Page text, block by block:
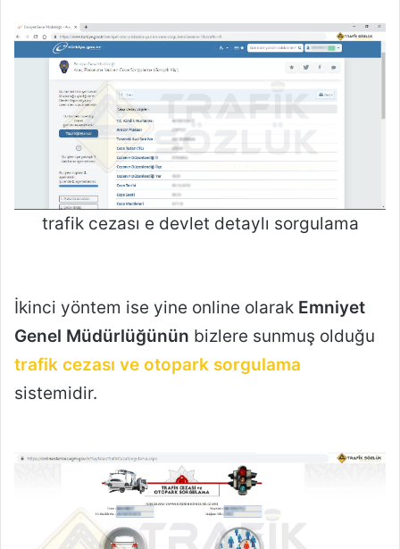
trafik cezası e devlet detaylı sorgulama
İkinci yöntem ise yine online olarak Emniyet
Genel Müdürlüğünün bizlere sunmuş olduğu
trafik cezası ve otopark sorgulama
sistemidir.